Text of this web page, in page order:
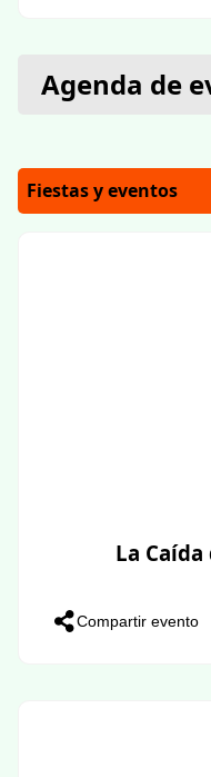
Agenda de
Fiestas y eventos
La
Compartir evento